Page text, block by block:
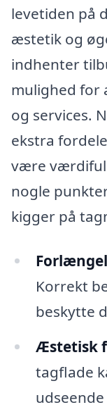
levetiden på
æstetik og
indhenter
mulighed for
og services.
ekstra
være
nogle
kigger på
Korrekt
beskytte
Æstetisk
tagflade